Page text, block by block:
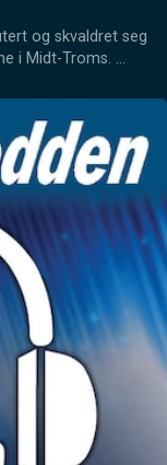
og skvaldret seg
i Midt-Troms.